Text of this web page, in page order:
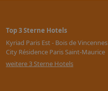
Top 3 Sterne Hotels
Kyriad Paris Est - Bois de Vincennes
City Résidence Paris Saint-Maurice
weitere 3 Sterne Hotels